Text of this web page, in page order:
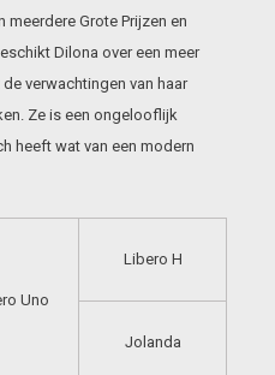
meerdere Grote Prijzen en
Dilona over een meer
verwachtingen van haar
Ze is een ongelooflijk
heeft wat van een modern
Uno
Libero H
Jolanda